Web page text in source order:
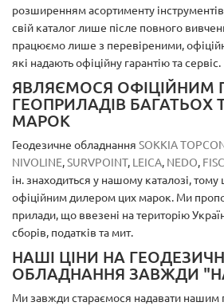
розширенням асортименту
свій каталог лише післе повного
працюємо лише з перевіреними,
які надають офіційну гарантію та сервіс.
ЯВЛЯЄМОСЯ ОФІЦІЙНИМ
ГЕОПРИЛАДІВ БАГАТЬОХ
МАРОК
Геодезичне обладнання SOKKIA
NIVOLINE,SURVPOINT, LEICA, NEDO,
ін. знаходиться у нашому каталозі,
офіційним дилером цих марок. Ми
прилади, що ввезені на територію
сборів, податків та мит.
НАШІ ЦІНИ НА
ОБЛАДНАННЯ ЗАВЖДИ
Ми завжди стараємося надавати нашим